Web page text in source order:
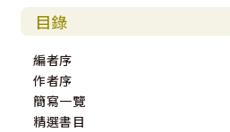
目錄
編者序
作者序
簡寫一覽
精選書目